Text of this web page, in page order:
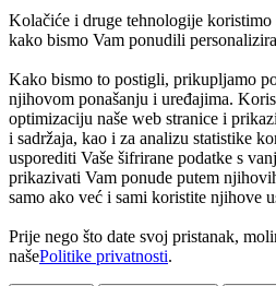
Kolačiće i druge tehnologije koristimo
kako bismo Vam ponudili
Kako bismo to postigli, prikupljamo
njihovom ponašanju i uređajima.
optimizaciju naše web stranice i
i sadržaja, kao i za analizu statistike
usporediti Vaše šifrirane podatke s
prikazivati Vam ponude putem
samo ako već i sami koristite njihove
Prije nego što date svoj pristanak,
našePolitike privatnosti.